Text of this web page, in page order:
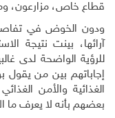
قطاع خاص، مزارعون،
ودون الخوض في
آرائها، بينت نتيجة
إجاباتهم بين من
الغذائية والأمن
بعضهم بأنه لا يعرف ما